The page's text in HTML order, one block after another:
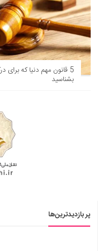
5 قانون مهم دنیا که برای
بشناسید
پر بازدیدترین‌ها